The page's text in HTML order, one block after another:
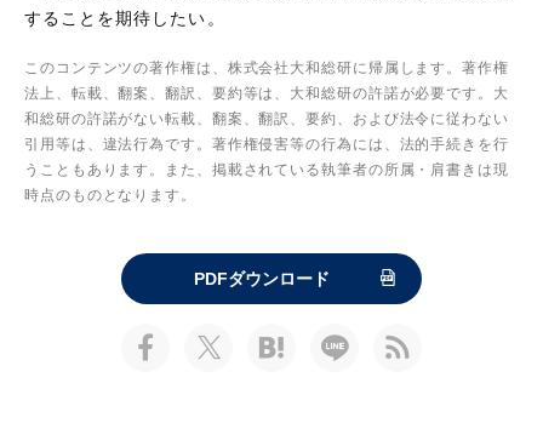
することを期待したい。
このコンテンツの著作権は、株式会社大和総研に帰属します。著作権
法上、転載、翻案、翻訳、要約等は、大和総研の許諾が必要です。大
和総研の許諾がない転載、翻案、翻訳、要約、および法令に従わない
引用等は、違法行為です。著作権侵害等の行為には、法的手続きを行
うこともあります。また、掲載されている執筆者の所属・肩書きは現
時点のものとなります。
PDFダウンロード